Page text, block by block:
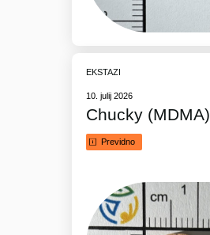
EKSTAZI
10. julij 2026
Chucky (MDMA)
Previdno